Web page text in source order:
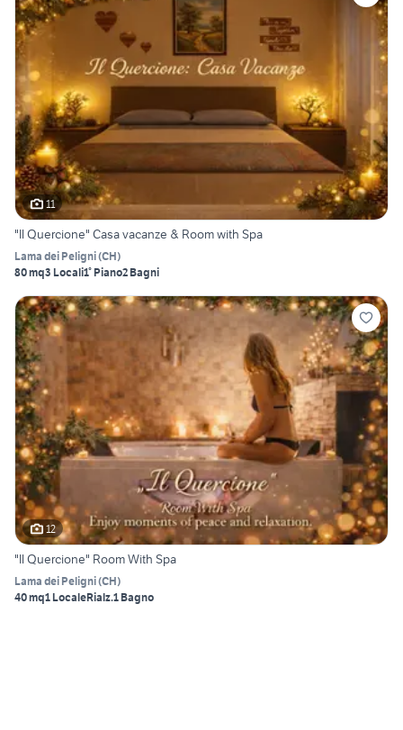
11
"Il Quercione" Casa vacanze & Room with Spa
Lama dei Peligni(CH)
80 mq3 Locali1° Piano2 Bagni
12
"Il Quercione" Room With Spa
Lama dei Peligni(CH)
40 mq1 LocaleRialz.1 Bagno